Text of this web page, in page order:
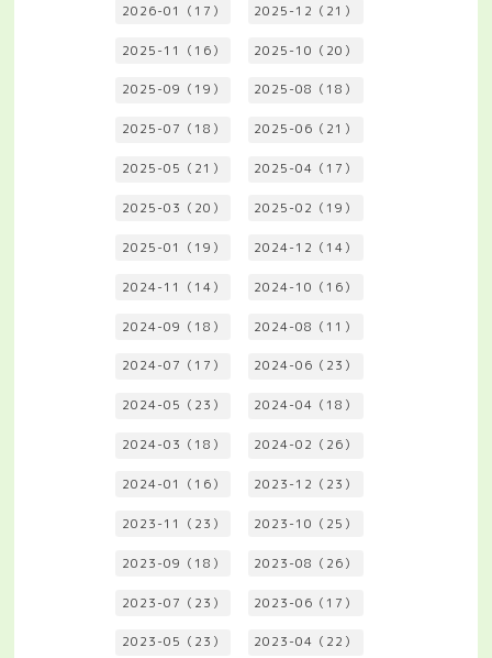
2026-01（17） 2025-12（21）
2025-11（16） 2025-10（20）
2025-09（19） 2025-08（18）
2025-07（18） 2025-06（21）
2025-05（21） 2025-04（17）
2025-03（20） 2025-02（19）
2025-01（19） 2024-12（14）
2024-11（14） 2024-10（16）
2024-09（18） 2024-08（11）
2024-07（17） 2024-06（23）
2024-05（23） 2024-04（18）
2024-03（18） 2024-02（26）
2024-01（16） 2023-12（23）
2023-11（23） 2023-10（25）
2023-09（18） 2023-08（26）
2023-07（23） 2023-06（17）
2023-05（23） 2023-04（22）